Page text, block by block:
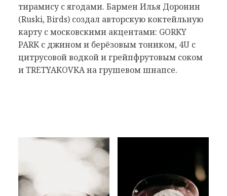
тирамису с ягодами. Бармен Илья Доронин
(Ruski, Birds) создал авторскую коктейльную
карту с московскими акцентами: GORKY
PARK с джином и берёзовым тоником, 4U с
цитрусовой водкой и грейпфрутовым соком
и TRETYAKOVKA на грушевом шнапсе.